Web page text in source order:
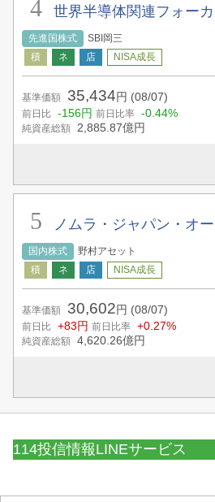
世界半導体関連フォー
先進国株式 SBI岡三
基準価額 35,434 円 (08/07)
前日比 -156円 前日比率 -0.44%
純資産総額 2,885.87億円
ノムラ・ジャパン・オ
国内株式 野村アセット
基準価額 30,602 円 (08/07)
前日比 +83円 前日比率 +0.27%
純資産総額 4,620.26億円
114投信情報LINEサービス